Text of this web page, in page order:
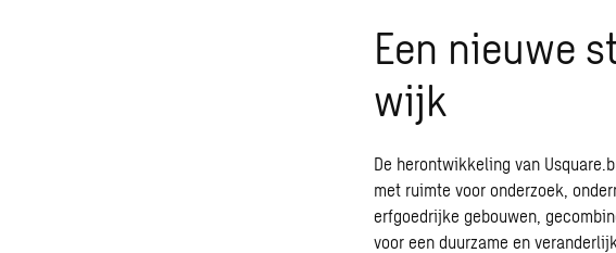
Een nieuwe
wijk
De herontwikkeling van
met ruimte voor onderzoek,
erfgoedrijke gebouwen,
voor een duurzame en